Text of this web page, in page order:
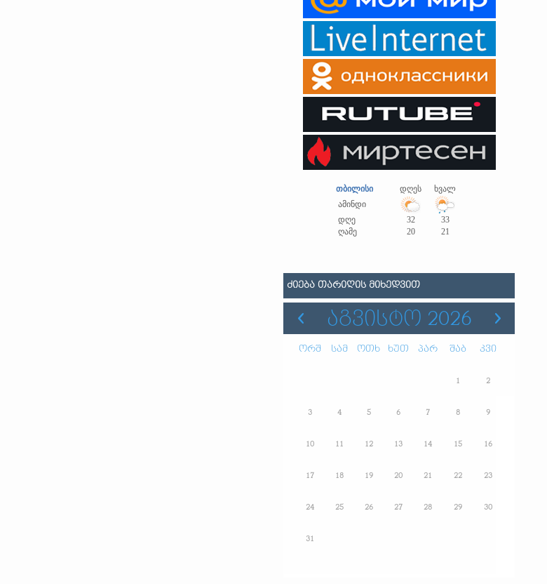
თბილისი დღეს
ხვალ
ამინდი
დღე
32
33
ღამე
20 21
ᲫᲘᲔᲑᲐ ᲗᲐᲠᲘᲦᲘᲡ ᲛᲘᲮᲔᲓᲕᲘᲗ
ᲐᲒᲕᲘᲡᲢᲝ 2026
ორშ სამ ოთხ ხუთ პარ შაბ კვი
1 2
3 4 5 6 7 8 9
10 11 12 13 14 15 16
17 18 19 20 21 22 23
24 25 26 27 28 29 30
31